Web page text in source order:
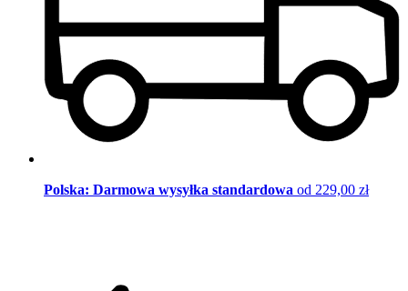
Polska: Darmowa wysyłka standardowa od 229,00 zł